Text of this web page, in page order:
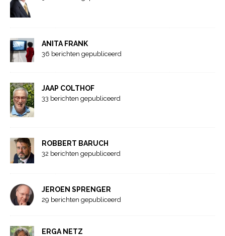
ANITA FRANK
36 berichten gepubliceerd
JAAP COLTHOF
33 berichten gepubliceerd
ROBBERT BARUCH
32 berichten gepubliceerd
JEROEN SPRENGER
29 berichten gepubliceerd
ERGA NETZ